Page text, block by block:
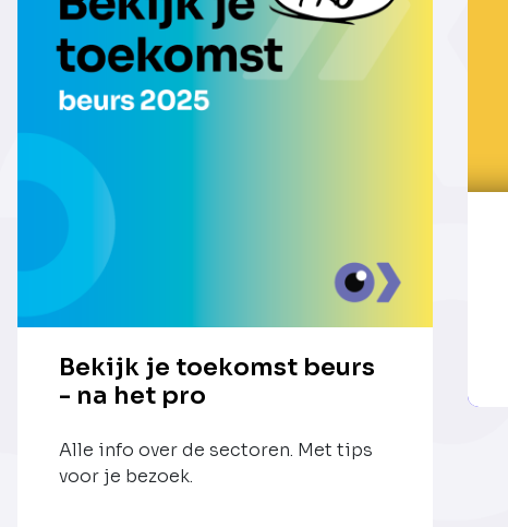
Bekijk je toekomst beurs
- na het pro
Alle info over de sectoren. Met tips
voor je bezoek.